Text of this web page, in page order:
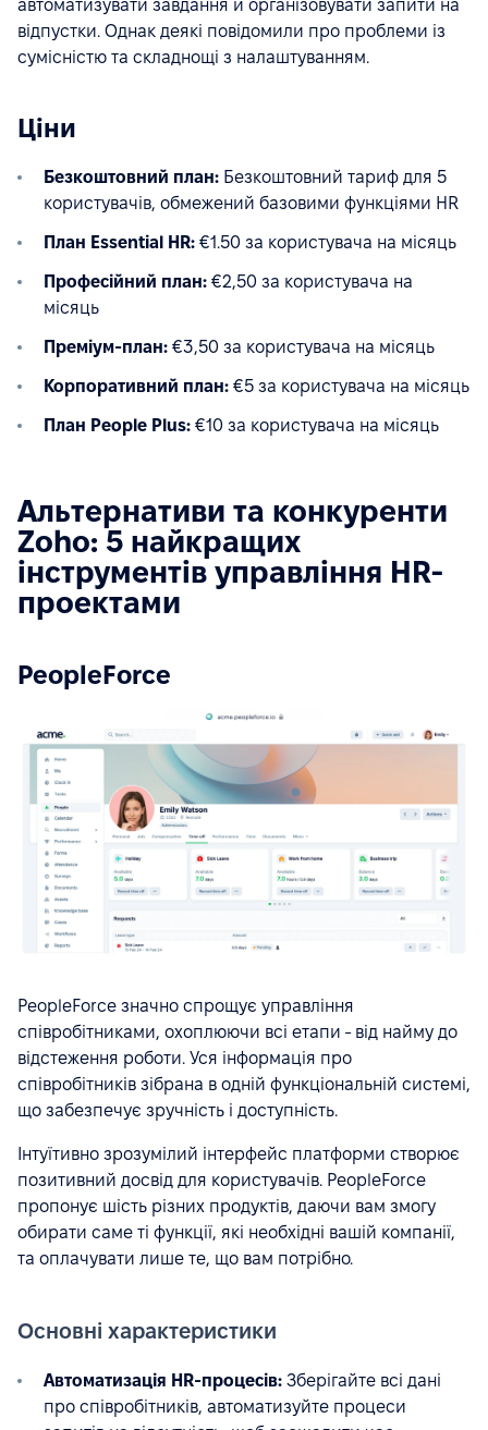
автоматизувати завдання й організовувати запити на
відпустки. Однак деякі повідомили про проблеми із
сумісністю та складнощі з налаштуванням.
Ціни
Безкоштовний план: Безкоштовний тариф для 5
користувачів, обмежений базовими функціями HR
План Essential HR: €1.50 за користувача на місяць
Професійний план: €2,50 за користувача на
місяць
Преміум-план: €3,50 за користувача на місяць
Корпоративний план: €5 за користувача на місяць
План People Plus: €10 за користувача на місяць
Альтернативи та конкуренти
Zoho: 5 найкращих
інструментів управління HR-
проектами
PeopleForce
PeopleForce значно спрощує управління
співробітниками, охоплюючи всі етапи - від найму до
відстеження роботи. Уся інформація про
співробітників зібрана в одній функціональній системі,
що забезпечує зручність і доступність.
Інтуїтивно зрозумілий інтерфейс платформи створює
позитивний досвід для користувачів. PeopleForce
пропонує шість різних продуктів, даючи вам змогу
обирати саме ті функції, які необхідні вашій компанії,
та оплачувати лише те, що вам потрібно.
Основні характеристики
Автоматизація HR-процесів: Зберігайте всі дані
про співробітників, автоматизуйте процеси